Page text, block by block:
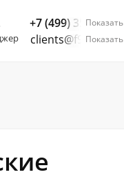
+7 (499) 350-55-05
Показать
clients@f9.market
Показать